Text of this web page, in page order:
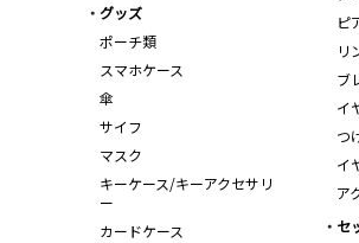
ピ
リ
ブ
イ
つ
イ
ア
グッズ
ポーチ類
スマホケース
傘
サイフ
マスク
キーケース/キーアクセサリ
ー
カードケース
セ